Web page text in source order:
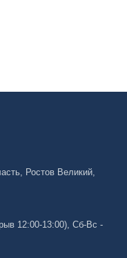
Ростов Великий,
12:00-13:00), Сб-Вс -